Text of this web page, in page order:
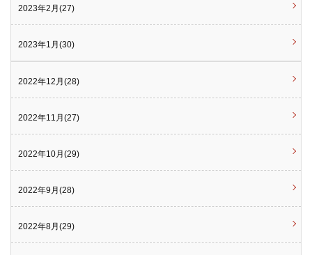
2023年2月(27)
2023年1月(30)
2022年12月(28)
2022年11月(27)
2022年10月(29)
2022年9月(28)
2022年8月(29)